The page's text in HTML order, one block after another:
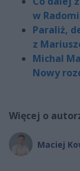
w
Paraliż,
z
Michal
Nowy
Więcej o
Maciej